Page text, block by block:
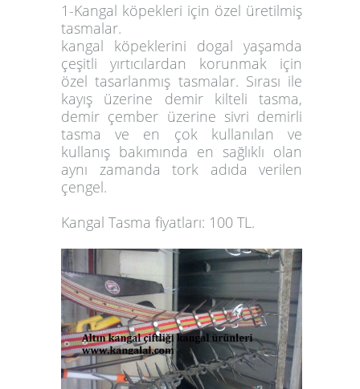
1-Kangal köpekleri için özel üretilmiş
tasmalar.
kangal köpeklerini dogal yaşamda
çeşitli yırtıcılardan korunmak için
özel tasarlanmış tasmalar. Sırası ile
kayış üzerine demir kilteli tasma,
demir çember üzerine sivri demirli
tasma ve en çok kullanılan ve
kullanış bakımında en sağlıklı olan
aynı zamanda tork adıda verilen
çengel.
Kangal Tasma fiyatları: 100 TL.